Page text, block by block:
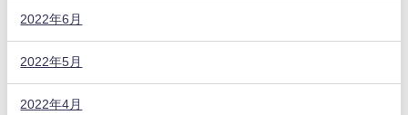
2022年6月
2022年5月
2022年4月